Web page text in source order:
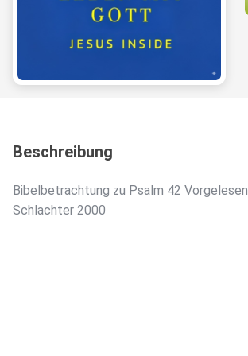
Beschreibung
Bibelbetrachtung zu Psalm 42
Schlachter 2000